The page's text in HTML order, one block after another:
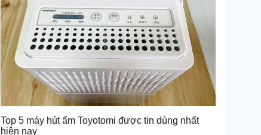
Top 5 máy hút ẩm Toyotomi được tin dùng nhất
hiện nay